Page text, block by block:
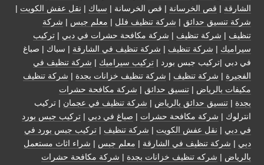
الشارقة | قص الخرسانة | قص الخرسانة | سباك | نقل عفش الكويت |
شركة تنسيق حدائق | شركة تنظيف فلل | معلم جبس | شركة
تنظيف | شركة تنظيف | شركة مكافحة حشرات في دبي | تركيب
سيراميك | شركة تنظيف | شركة تنظيف في الشارقة | سباك | صباغ
في دبي |تركيب جبس بورد | تركيب سيراميك | شركة تنظيف في
الفجيرة | شركة تنظيف | شركة تنظيف خزانات بجدة | شركة تنظيف
مكيفات بالرياض | تنسيق حدائق | شركة مكافحة حشرات
بجدة | تنسيق حدائق بالرياض | شركة تنظيف في عجمان | تركيب
انترلوك | شركة مكافحة حشرات | صباغ في دبي | تركيب جبس بورد
في دبي | نقل عفش الكويت | شركة تنظيف | تركيب جبس بورد في
دبي | شركة تنظيف في الشارقة | معلم جبس | شراء اثاث مستعمل
بالرياض | شركه تنظيف خزانات بجدة | شركة مكافحة حشرات